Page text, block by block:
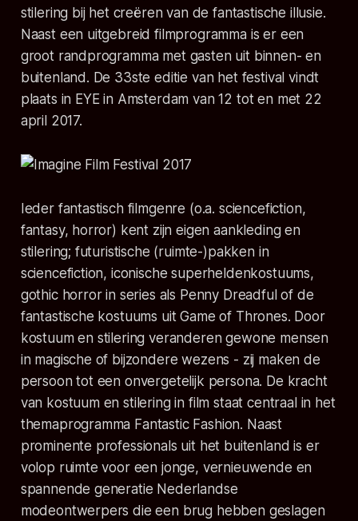
stilering bij het creëren van de fantastische illusie.
Naast een uitgebreid filmprogramma is er een
groot randprogramma met gasten uit binnen- en
buitenland. De 33ste editie van het festival vindt
plaats in EYE in Amsterdam van 12 tot en met 22
april 2017.
Ieder fantastisch filmgenre (o.a. sciencefiction,
fantasy, horror) kent zijn eigen aankleding en
stilering; futuristische (ruimte-)pakken in
sciencefiction, iconische superheldenkostuums,
gothic horror in series als Penny Dreadful of de
fantastische kostuums uit Game of Thrones. Door
kostuum en stilering veranderen gewone mensen
in magische of bijzondere wezens - zij maken de
persoon tot een onvergetelijk persona. De kracht
van kostuum en stilering in film staat centraal in het
themaprogramma Fantastic Fashion. Naast
prominente professionals uit het buitenland is er
volop ruimte voor een jonge, vernieuwende en
spannende generatie Nederlandse
modeontwerpers die een brug hebben geslagen